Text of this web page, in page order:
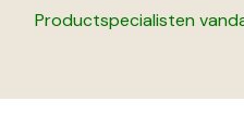
Productspecialisten